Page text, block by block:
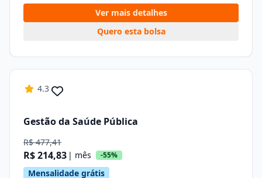
Ver mais detalhes
Quero esta bolsa
4.3
Gestão da Saúde Pública
R$ 477,41
R$ 214,83 | mês -55%
Mensalidade grátis